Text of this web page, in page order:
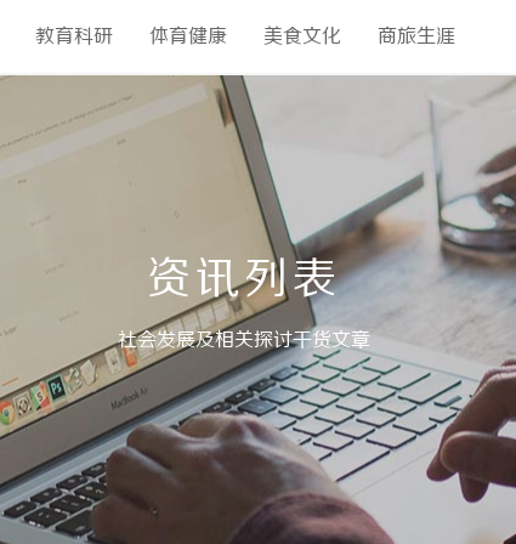
教育科研 体育健康 美食文化 商旅生涯
资讯列表
社会发展及相关探讨干货文章